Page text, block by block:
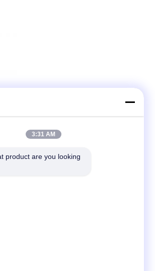
3:31 AM
product are you looking